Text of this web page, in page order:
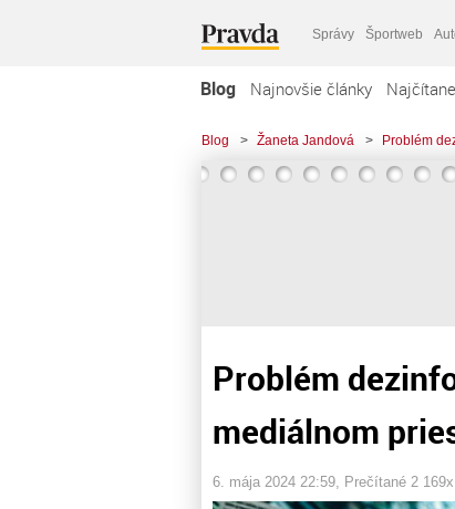
Správy Športweb
Blog Najnovšie články
Blog > Žaneta Jandová > Problém
Problém
mediálnom
6. mája 2024 22:59 , Prečítané 2 169x,